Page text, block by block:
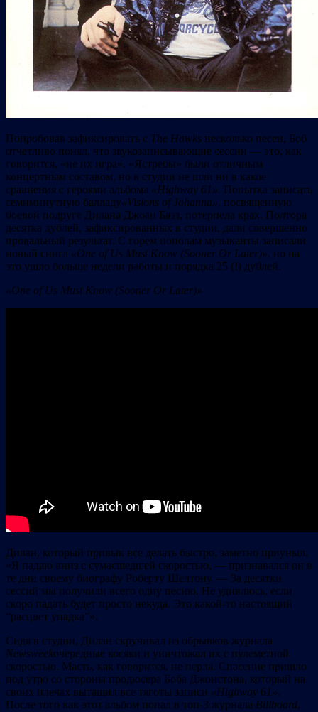
Попробовав зафиксировать с The Hawks несколько песен, Боб
отчетливо понял, что звукозаписывающие сессии — это, как
говорится, «не их игра». «Ястребы» были отличным
концертным составом, но в студии не шли ни в какое
сравнения с героями альбома «Highway 61». Попытка записать
семиминутную балладу«Visions ofJohanna», посвященную
боевой подруге Дилана Джоан Баэз, потерпела крах. Полтора
десятка дублей, зафиксированных в студии, дали совершенно
провальный результат. С горем пополам музыканты записали
новый сингл «One of Us Must Know (Sooner Or Later)», но на
это ушло больше недели работы и порядка 25 (!) дублей.
«One of Us Must Know (Sooner Or Later)»
Дилан, который привык все делать быстро, заметно приуныл.
«Я падаю вниз с сумасшедшей скоростью, — признавался он в
те дни своему биографу Роберту Шелтону. — За десятки
сессий мы получили всего одну песню. Не удивлюсь, если
скоро падать будет просто некуда. Это какой-то настоящий
“расцвет упадка”».
Сидя в студии, Дилан скручивал из обрывков журнала
Newsweekочередные косяки и уничтожал их с пулеметной
скоростью. Масть, как говорится, не перла. Спасение пришло
под утро со стороны продюсера Боба Джонстона, который на
своих плечах вытащил все тяготы записи «Highway 61».
После того как этот альбом попал в топ-3 журнала Billboard,